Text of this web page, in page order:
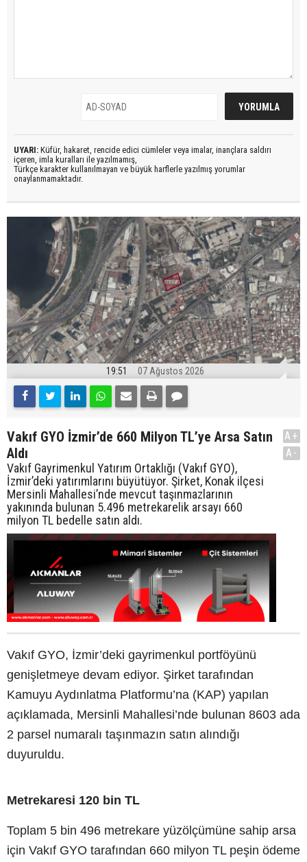
UYARI: Küfür, hakaret, rencide edici cümleler veya imalar, inançlara saldırı
içeren, imla kuralları ile yazılmamış,
Türkçe karakter kullanılmayan ve büyük harflerle yazılmış yorumlar
onaylanmamaktadır.
19:51 07 Ağustos 2026
Vakıf GYO İzmir’de 660 Milyon TL’ye Arsa Satın
Aldı
Vakıf Gayrimenkul Yatırım Ortaklığı (Vakıf GYO),
İzmir’deki yatırımlarını büyütüyor. Şirket, Konak ilçesi
Mersinli Mahallesi’nde mevcut taşınmazlarının
yakınında bulunan 5.496 metrekarelik arsayı 660
milyon TL bedelle satın aldı.
A+
A-
Vakıf GYO, İzmir’deki gayrimenkul portföyünü
genişletmeye devam ediyor. Şirket tarafından
Kamuyu Aydınlatma Platformu’na (KAP) yapılan
açıklamada, Mersinli Mahallesi’nde bulunan 8603 ada
2 parsel numaralı taşınmazın satın alındığı
duyuruldu.
Metrekaresi 120 bin TL
Toplam 5 bin 496 metrekare yüzölçümüne sahip arsa
için Vakıf GYO tarafından 660 milyon TL peşin ödeme